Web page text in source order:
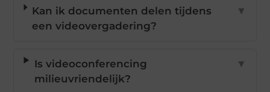
Kan ik documenten delen tijdens
een videovergadering?
▼
Is videoconferencing
milieuvriendelijk?
▼